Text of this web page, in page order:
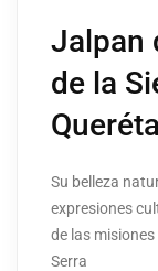
Jalpan
de la
Su belleza
expresiones
de las
Serra